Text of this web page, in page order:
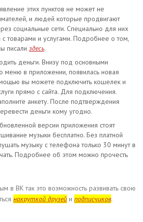
этих пунктов не может не
и людей которые продвигают
социальные сети. Специально для них
с товарами и услугами. Подробнее о том,
писали здесь.
деньги. Внизу под основными
меню в приложении, появилась новая
вы можете подключить кошелек и
прямо с сайта. Для подключения.
анкету. После подтверждения
деньги кому угодно.
версии приложения стоят
музыки бесплатно. Без платной
музыку с телефона только 30 минут в
Подробнее об этом можно прочесть
в ВК так это возможность развивать свою
накруткой друзей и подписчиков.